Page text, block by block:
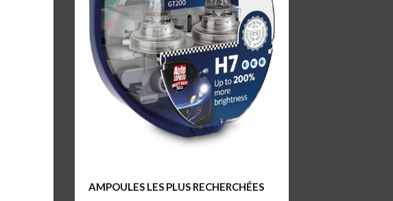
AMPOULES LES PLUS RECHERCHÉES